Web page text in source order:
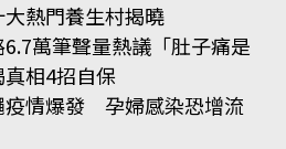
熱門養生村揭曉
萬筆聲量熱議「肚子痛是
相4招自保
疫情爆發 孕婦感染恐增流